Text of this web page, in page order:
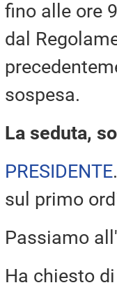
fino alle ore
dal
sospesa.
La seduta,
PRESIDENTE
sul primo
Passiamo
Ha chiesto